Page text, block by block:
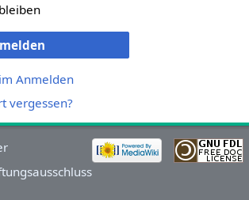
Anmelden
vergessen?